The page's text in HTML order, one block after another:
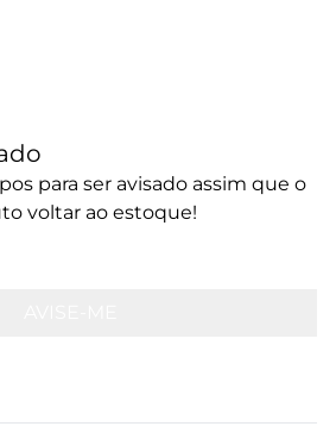
para ser avisado assim que o
voltar ao estoque!